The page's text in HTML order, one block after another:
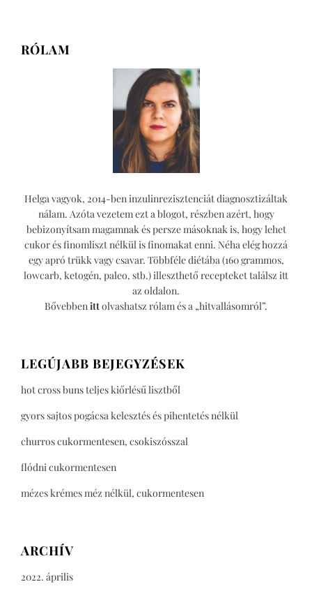
RÓLAM
Helga vagyok, 2014-ben inzulinrezisztenciát diagnosztizáltak
nálam. Azóta vezetem ezt a blogot, részben azért, hogy
bebizonyítsam magamnak és persze másoknak is, hogy lehet
cukor és finomliszt nélkül is finomakat enni. Néha elég hozzá
egy apró trükk vagy csavar. Többféle diétába (160 grammos,
lowcarb, ketogén, paleo, stb.) illeszthető recepteket találsz itt
az oldalon.
Bővebben ittolvashatsz rólam és a „hitvallásomról”.
LEGÚJABB BEJEGYZÉSEK
hot cross buns teljes kiőrlésű lisztből
gyors sajtos pogácsa kelesztés és pihentetés nélkül
churros cukormentesen, csokiszósszal
flódni cukormentesen
mézes krémes méz nélkül, cukormentesen
ARCHÍV
2022. április